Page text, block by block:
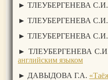
► ТЛЕУБЕРГЕНЕВА С.И.
► ТЛЕУБЕРГЕНЕВА С.И.
► ТЛЕУБЕРГЕНЕВА С.И.
► ТЛЕУБЕРГЕНЕВА
английским языком
► ДАВЫДОВА Г.А.